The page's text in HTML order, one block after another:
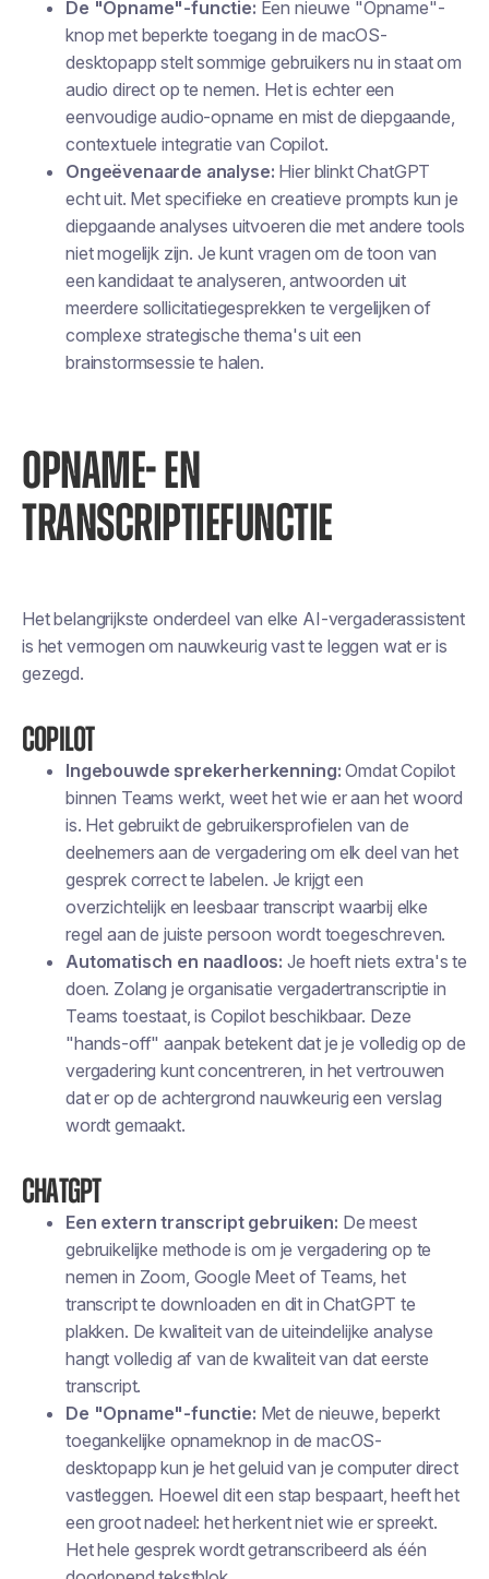
De "Opname"-functie: Een nieuwe "Opname"-
knop met beperkte toegang in de macOS-
desktopapp stelt sommige gebruikers nu in staat om
audio direct op te nemen. Het is echter een
eenvoudige audio-opname en mist de diepgaande,
contextuele integratie van Copilot.
Ongeëvenaarde analyse: Hier blinkt ChatGPT
echt uit. Met specifieke en creatieve prompts kun je
diepgaande analyses uitvoeren die met andere tools
niet mogelijk zijn. Je kunt vragen om de toon van
een kandidaat te analyseren, antwoorden uit
meerdere sollicitatiegesprekken te vergelijken of
complexe strategische thema's uit een
brainstormsessie te halen.
OPNAME- EN
TRANSCRIPTIEFUNCTIE
Het belangrijkste onderdeel van elke AI-vergaderassistent
is het vermogen om nauwkeurig vast te leggen wat er is
gezegd.
Copilot
Ingebouwde sprekerherkenning: Omdat Copilot
binnen Teams werkt, weet het wie er aan het woord
is. Het gebruikt de gebruikersprofielen van de
deelnemers aan de vergadering om elk deel van het
gesprek correct te labelen. Je krijgt een
overzichtelijk en leesbaar transcript waarbij elke
regel aan de juiste persoon wordt toegeschreven.
Automatisch en naadloos: Je hoeft niets extra's te
doen. Zolang je organisatie vergadertranscriptie in
Teams toestaat, is Copilot beschikbaar. Deze
"hands-off" aanpak betekent dat je je volledig op de
vergadering kunt concentreren, in het vertrouwen
dat er op de achtergrond nauwkeurig een verslag
wordt gemaakt.
ChatGPT
Een extern transcript gebruiken: De meest
gebruikelijke methode is om je vergadering op te
nemen in Zoom, Google Meet of Teams, het
transcript te downloaden en dit in ChatGPT te
plakken. De kwaliteit van de uiteindelijke analyse
hangt volledig af van de kwaliteit van dat eerste
transcript.
De "Opname"-functie: Met de nieuwe, beperkt
toegankelijke opnameknop in de macOS-
desktopapp kun je het geluid van je computer direct
vastleggen. Hoewel dit een stap bespaart, heeft het
een groot nadeel: het herkent niet wie er spreekt.
Het hele gesprek wordt getranscribeerd als één